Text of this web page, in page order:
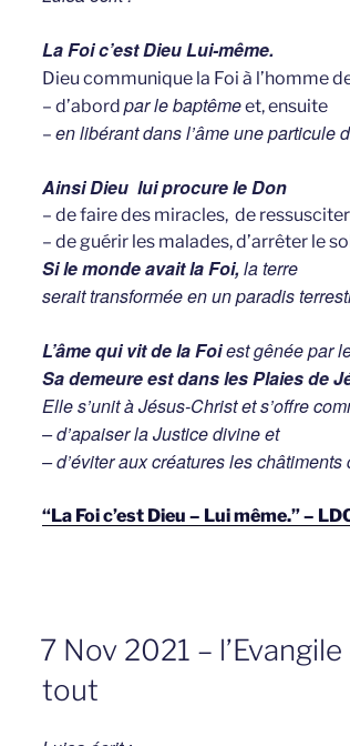
La Foi c’est Dieu Lui-même.
Dieu communique la Foi à l’homme
– d’abord par le baptêmeet, ensuite
– en libérant dans l’âme une particule
Ainsi Dieu lui procure le Don
– de faire des miracles, de
– de guérir les malades, d’arrêter le
Si le monde avait la Foi, la terre
serait transformée en un paradis
L’âme qui vit de la Foiest gênée par
Sa demeure est dans les Plaies de
Elle s’unit à Jésus-Christ et s’offre
– d’apaiser la Justice divine et
– d’éviter aux créatures les
“La Foi c’est Dieu – Lui même.” –
GEPLAATST
OP
7 Nov 2021 –
tout